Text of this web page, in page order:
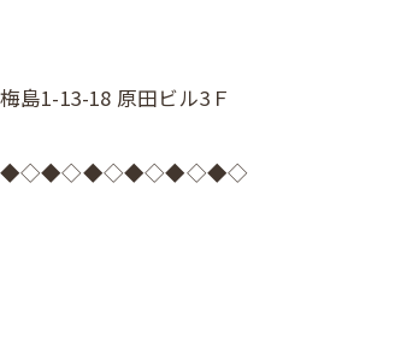
島1-13-18 原田ビル3Ｆ